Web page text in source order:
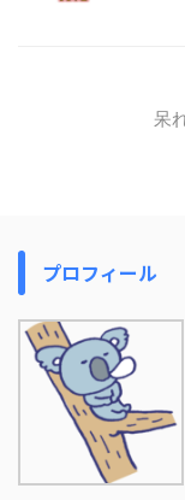
呆
プロフィール